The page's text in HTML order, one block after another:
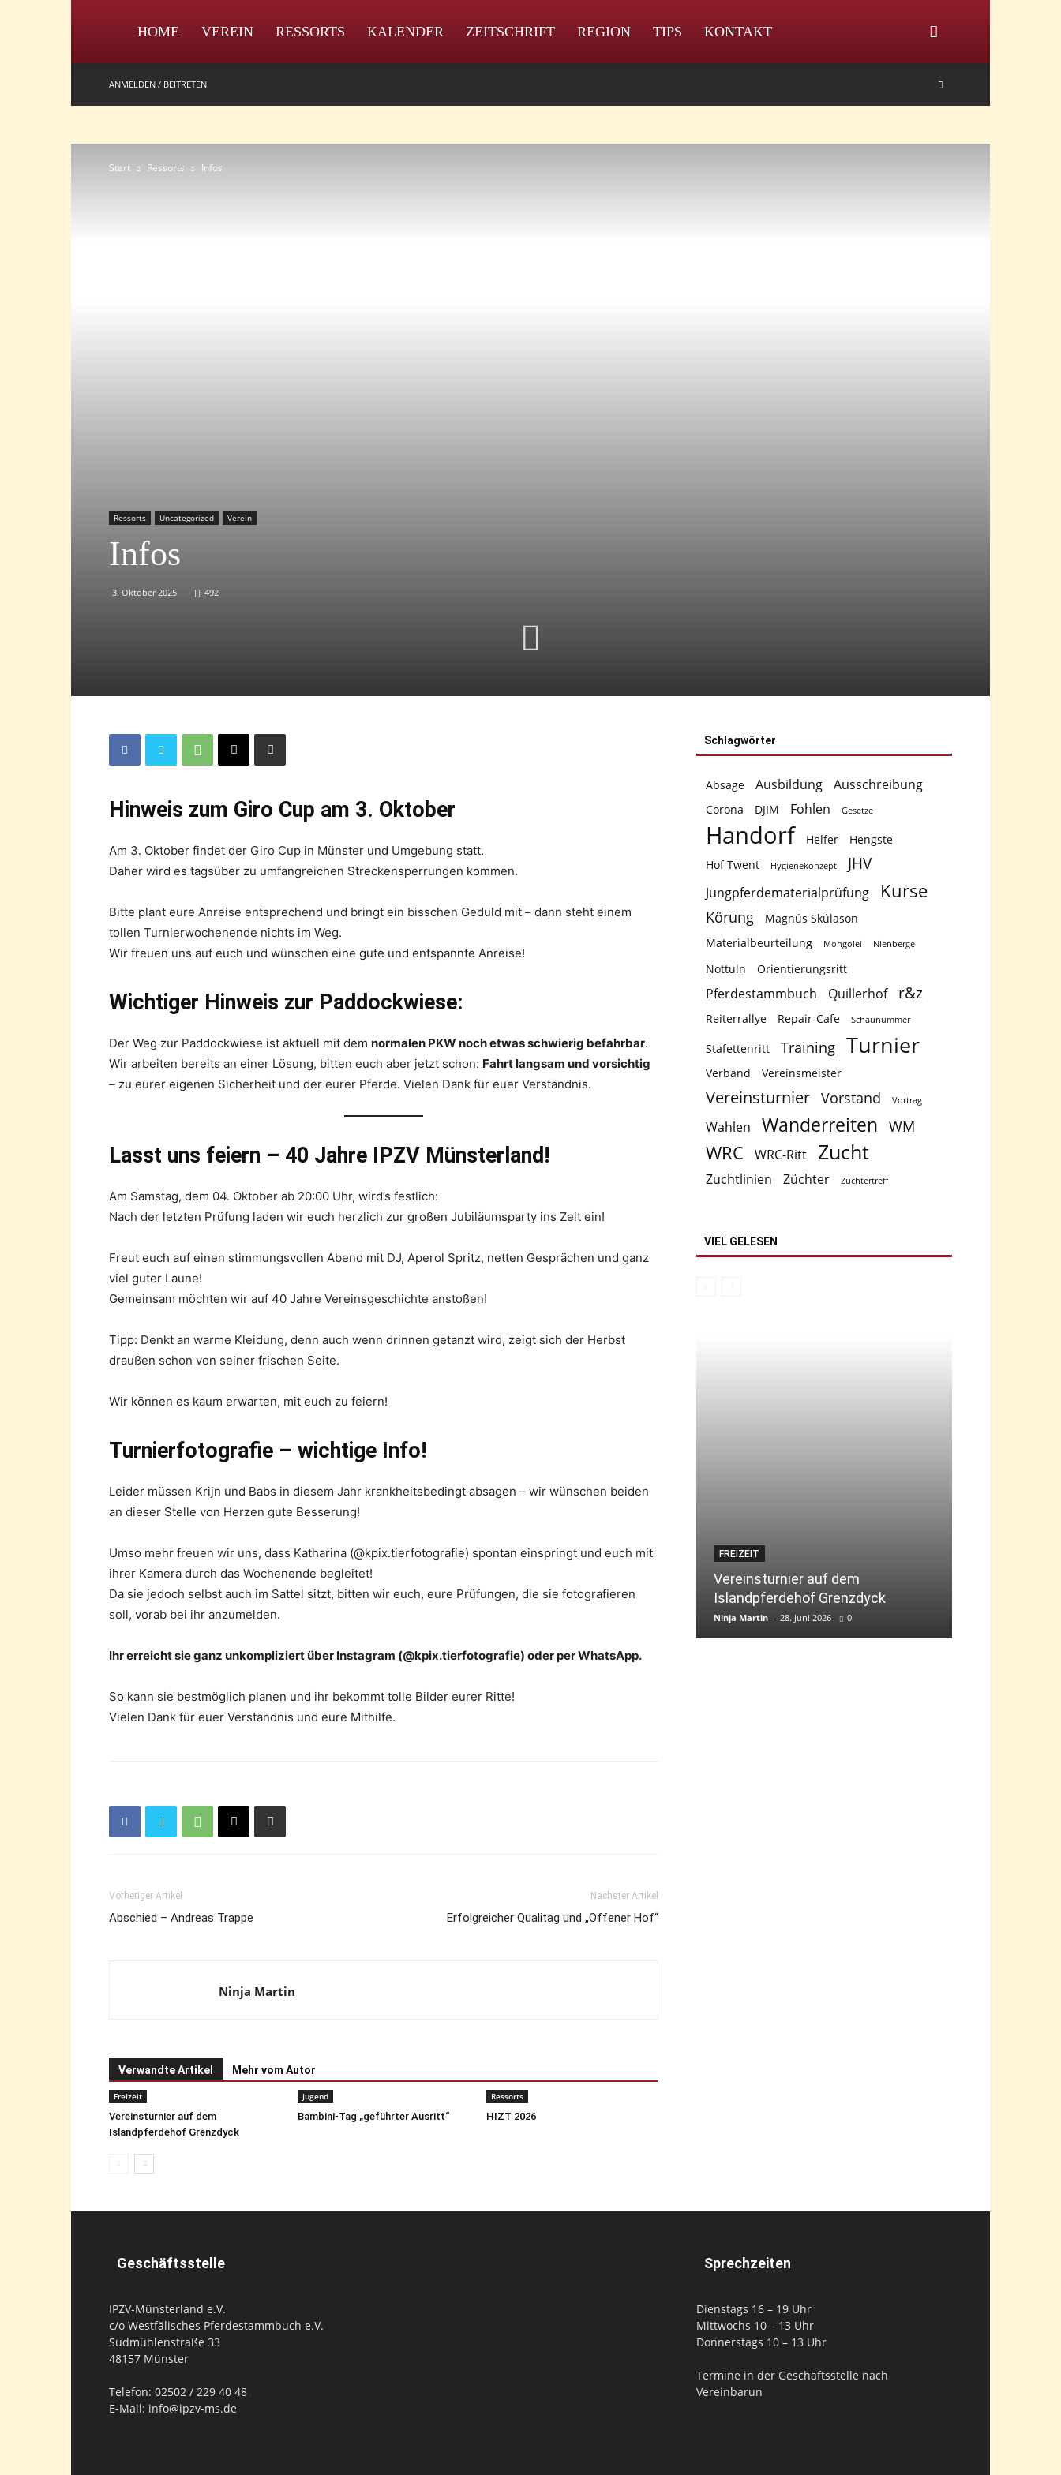
IPZV
HOME VEREIN RESSORTS KALENDER ZEITSCHRIFT REGION TIPS KONTAKT
ANMELDEN / BEITRETEN
Start Ressorts Infos
Ressorts Uncategorized Verein
Infos
3. Oktober 2025 492
Hinweis zum Giro Cup am 3. Oktober
Am 3. Oktober findet der Giro Cup in Münster und Umgebung statt.
Daher wird es tagsüber zu umfangreichen Streckensperrungen kommen.
Bitte plant eure Anreise entsprechend und bringt ein bisschen Geduld mit – dann steht einem
tollen Turnierwochenende nichts im Weg.
Wir freuen uns auf euch und wünschen eine gute und entspannte Anreise!
Wichtiger Hinweis zur Paddockwiese:
Der Weg zur Paddockwiese ist aktuell mit dem normalen PKW noch etwas schwierig befahrbar.
Wir arbeiten bereits an einer Lösung, bitten euch aber jetzt schon: Fahrt langsam und vorsichtig
– zu eurer eigenen Sicherheit und der eurer Pferde. Vielen Dank für euer Verständnis.
Lasst uns feiern – 40 Jahre IPZV Münsterland!
Am Samstag, dem 04. Oktober ab 20:00 Uhr, wird’s festlich:
Nach der letzten Prüfung laden wir euch herzlich zur großen Jubiläumsparty ins Zelt ein!
Freut euch auf einen stimmungsvollen Abend mit DJ, Aperol Spritz, netten Gesprächen und ganz
viel guter Laune!
Gemeinsam möchten wir auf 40 Jahre Vereinsgeschichte anstoßen!
Tipp: Denkt an warme Kleidung, denn auch wenn drinnen getanzt wird, zeigt sich der Herbst
draußen schon von seiner frischen Seite.
Wir können es kaum erwarten, mit euch zu feiern!
Turnierfotografie – wichtige Info!
Leider müssen Krijn und Babs in diesem Jahr krankheitsbedingt absagen – wir wünschen beiden
an dieser Stelle von Herzen gute Besserung!
Umso mehr freuen wir uns, dass Katharina (@kpix.tierfotografie) spontan einspringt und euch mit
ihrer Kamera durch das Wochenende begleitet!
Da sie jedoch selbst auch im Sattel sitzt, bitten wir euch, eure Prüfungen, die sie fotografieren
soll, vorab bei ihr anzumelden.
Ihr erreicht sie ganz unkompliziert über Instagram (@kpix.tierfotografie) oder per WhatsApp.
So kann sie bestmöglich planen und ihr bekommt tolle Bilder eurer Ritte!
Vielen Dank für euer Verständnis und eure Mithilfe.
Vorheriger Artikel
Abschied – Andreas Trappe
Nächster Artikel
Erfolgreicher Qualitag und „Offener Hof“
Ninja Martin
Verwandte Artikel Mehr vom Autor
Freizeit
Vereinsturnier auf dem
Islandpferdehof Grenzdyck
Jugend
Bambini-Tag „geführter Ausritt“
Ressorts
HIZT 2026
Schlagwörter
Absage Ausbildung Ausschreibung
Corona DJIM Fohlen Gesetze
Handorf Helfer
Hengste
Hof Twent
Hygienekonzept JHV
Jungpferdematerialprüfung Kurse
Körung
Magnús Skúlason
Materialbeurteilung
Mongolei Nienberge
Nottuln Orientierungsritt
Pferdestammbuch Quillerhof r&z
Reiterrallye Repair-Cafe Schaunummer
Stafettenritt Training Turnier
Verband Vereinsmeister
Vereinsturnier Vorstand Vortrag
Wahlen Wanderreiten WM
WRC WRC-Ritt Zucht
Zuchtlinien Züchter Züchtertreff
VIEL GELESEN
FREIZEIT
Vereinsturnier auf dem
Islandpferdehof Grenzdyck
Ninja Martin - 28. Juni 2026 0
Geschäftsstelle
IPZV-Münsterland e.V.
c/o Westfälisches Pferdestammbuch e.V.
Sudmühlenstraße 33
48157 Münster
Telefon: 02502 / 229 40 48
E-Mail: info@ipzv-ms.de
Sprechzeiten
Dienstags 16 – 19 Uhr
Mittwochs 10 – 13 Uhr
Donnerstags 10 – 13 Uhr
Termine in der Geschäftsstelle nach
Vereinbarun